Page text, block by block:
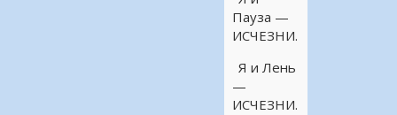
Пауза —
ИСЧЕЗНИ.
Я и Лень
—
ИСЧЕЗНИ.